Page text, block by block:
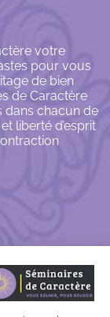
votre
pour vous
de bien
de Caractère
dans chacun de
liberté d’esprit